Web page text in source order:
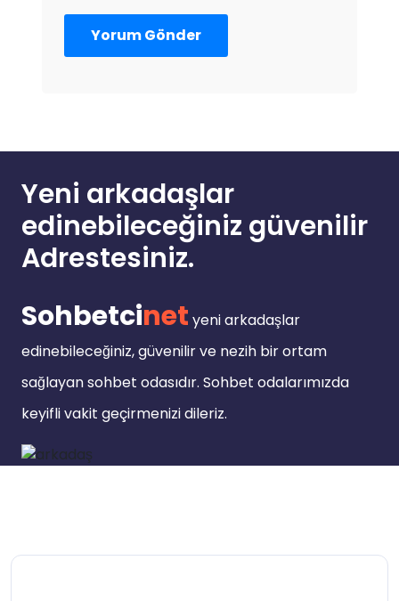
Yeni arkadaşlar
edinebileceğiniz güvenilir
Adrestesiniz.
Sohbetcinet yeni arkadaşlar
edinebileceğiniz, güvenilir ve nezih bir ortam
sağlayan sohbet odasıdır. Sohbet odalarımızda
keyifli vakit geçirmenizi dileriz.